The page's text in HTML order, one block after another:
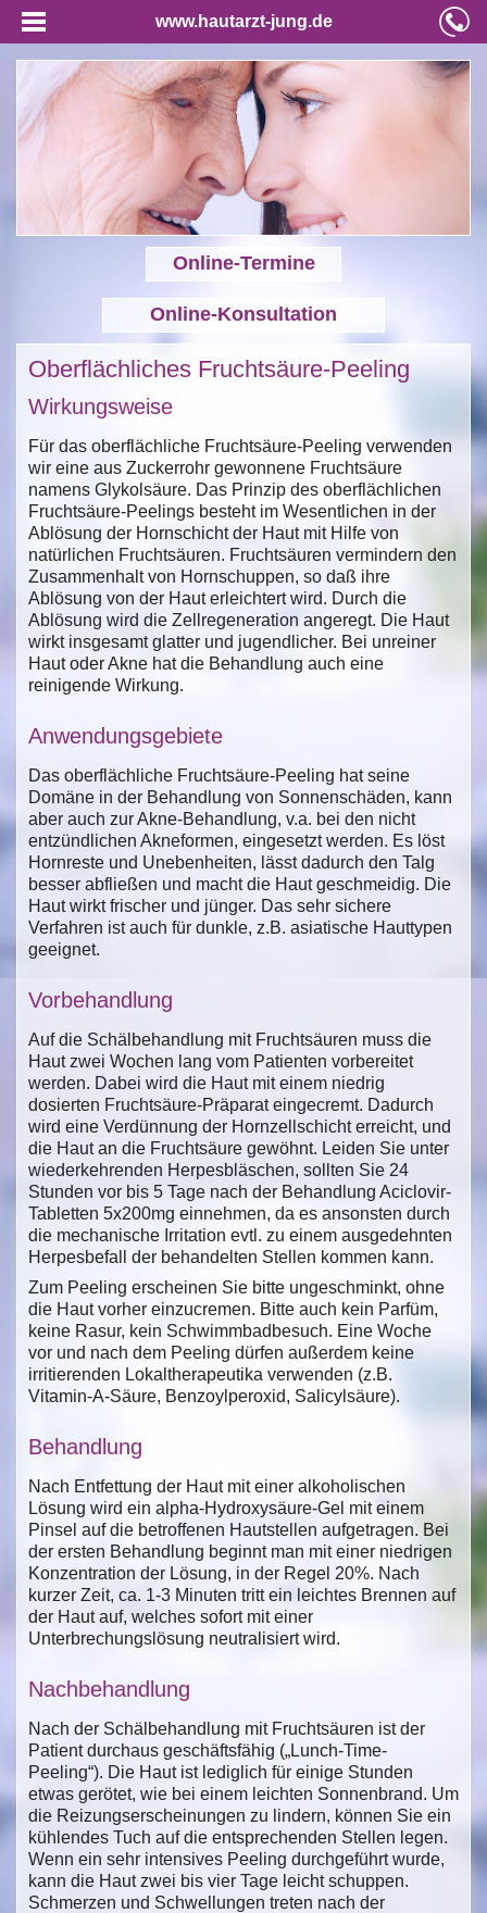
www.hautarzt-jung.de
Online-Termine
Online-Konsultation
Oberflächliches Fruchtsäure-Peeling
Wirkungsweise
Für das oberflächliche Fruchtsäure-Peeling verwenden
wir eine aus Zuckerrohr gewonnene Fruchtsäure
namens Glykolsäure. Das Prinzip des oberflächlichen
Fruchtsäure-Peelings besteht im Wesentlichen in der
Ablösung der Hornschicht der Haut mit Hilfe von
natürlichen Fruchtsäuren. Fruchtsäuren vermindern den
Zusammenhalt von Hornschuppen, so daß ihre
Ablösung von der Haut erleichtert wird. Durch die
Ablösung wird die Zellregeneration angeregt. Die Haut
wirkt insgesamt glatter und jugendlicher. Bei unreiner
Haut oder Akne hat die Behandlung auch eine
reinigende Wirkung.
Anwendungsgebiete
Das oberflächliche Fruchtsäure-Peeling hat seine
Domäne in der Behandlung von Sonnenschäden, kann
aber auch zur Akne-Behandlung, v.a. bei den nicht
entzündlichen Akneformen, eingesetzt werden. Es löst
Hornreste und Unebenheiten, lässt dadurch den Talg
besser abfließen und macht die Haut geschmeidig. Die
Haut wirkt frischer und jünger. Das sehr sichere
Verfahren ist auch für dunkle, z.B. asiatische Hauttypen
geeignet.
Vorbehandlung
Auf die Schälbehandlung mit Fruchtsäuren muss die
Haut zwei Wochen lang vom Patienten vorbereitet
werden. Dabei wird die Haut mit einem niedrig
dosierten Fruchtsäure-Präparat eingecremt. Dadurch
wird eine Verdünnung der Hornzellschicht erreicht, und
die Haut an die Fruchtsäure gewöhnt. Leiden Sie unter
wiederkehrenden Herpesbläschen, sollten Sie 24
Stunden vor bis 5 Tage nach der Behandlung Aciclovir-
Tabletten 5x200mg einnehmen, da es ansonsten durch
die mechanische Irritation evtl. zu einem ausgedehnten
Herpesbefall der behandelten Stellen kommen kann.
Zum Peeling erscheinen Sie bitte ungeschminkt, ohne
die Haut vorher einzucremen. Bitte auch kein Parfüm,
keine Rasur, kein Schwimmbadbesuch. Eine Woche
vor und nach dem Peeling dürfen außerdem keine
irritierenden Lokaltherapeutika verwenden (z.B.
Vitamin-A-Säure, Benzoylperoxid, Salicylsäure).
Behandlung
Nach Entfettung der Haut mit einer alkoholischen
Lösung wird ein alpha-Hydroxysäure-Gel mit einem
Pinsel auf die betroffenen Hautstellen aufgetragen. Bei
der ersten Behandlung beginnt man mit einer niedrigen
Konzentration der Lösung, in der Regel 20%. Nach
kurzer Zeit, ca. 1-3 Minuten tritt ein leichtes Brennen auf
der Haut auf, welches sofort mit einer
Unterbrechungslösung neutralisiert wird.
Nachbehandlung
Nach der Schälbehandlung mit Fruchtsäuren ist der
Patient durchaus geschäftsfähig („Lunch-Time-
Peeling“). Die Haut ist lediglich für einige Stunden
etwas gerötet, wie bei einem leichten Sonnenbrand. Um
die Reizungserscheinungen zu lindern, können Sie ein
kühlendes Tuch auf die entsprechenden Stellen legen.
Wenn ein sehr intensives Peeling durchgeführt wurde,
kann die Haut zwei bis vier Tage leicht schuppen.
Schmerzen und Schwellungen treten nach der